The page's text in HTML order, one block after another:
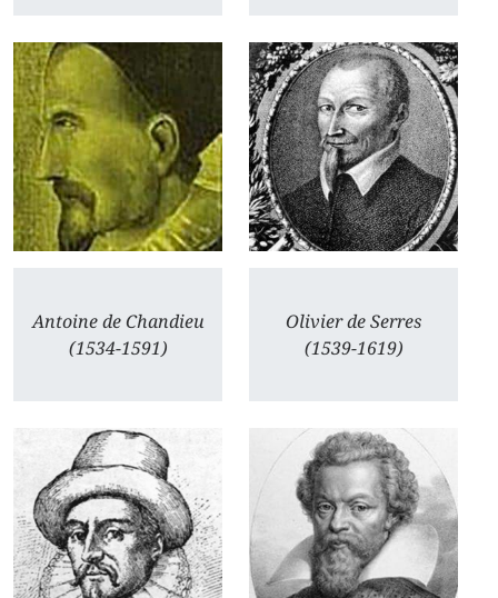
Antoine de Chandieu
(1534-1591)
Olivier de Serres
(1539-1619)